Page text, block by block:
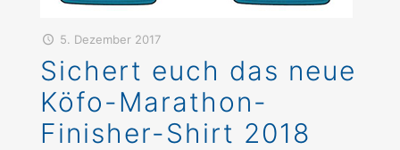
5. Dezember 2017
Sichert euch das neue
Köfo-Marathon-
Finisher-Shirt 2018